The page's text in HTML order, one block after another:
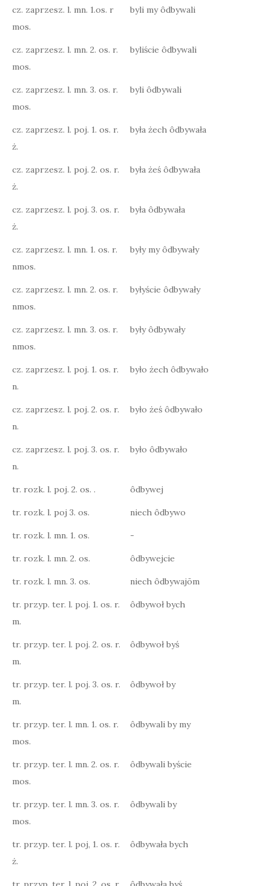
cz. zaprzesz. l. mn. 1.os. r
mos.
byli my ôdbywali
cz. zaprzesz. l. mn. 2. os. r.
mos.
byliście ôdbywali
cz. zaprzesz. l. mn. 3. os. r.
mos.
byli ôdbywali
cz. zaprzesz. l. poj. 1. os. r.
ż.
była żech ôdbywała
cz. zaprzesz. l. poj. 2. os. r.
ż.
była żeś ôdbywała
cz. zaprzesz. l. poj. 3. os. r.
ż.
była ôdbywała
cz. zaprzesz. l. mn. 1. os. r.
nmos.
były my ôdbywały
cz. zaprzesz. l. mn. 2. os. r.
nmos.
byłyście ôdbywały
cz. zaprzesz. l. mn. 3. os. r.
nmos.
były ôdbywały
cz. zaprzesz. l. poj. 1. os. r.
n.
było żech ôdbywało
cz. zaprzesz. l. poj. 2. os. r.
n.
było żeś ôdbywało
cz. zaprzesz. l. poj. 3. os. r.
n.
było ôdbywało
tr. rozk. l. poj. 2. os. . ôdbywej
tr. rozk. l. poj 3. os. niech ôdbywo
tr. rozk. l. mn. 1. os. -
tr. rozk. l. mn. 2. os. ôdbywejcie
tr. rozk. l. mn. 3. os. niech ôdbywajōm
tr. przyp. ter. l. poj. 1. os. r.
m.
ôdbywoł bych
tr. przyp. ter. l. poj. 2. os. r.
m.
ôdbywoł byś
tr. przyp. ter. l. poj. 3. os. r.
m.
ôdbywoł by
tr. przyp. ter. l. mn. 1. os. r.
mos.
ôdbywali by my
tr. przyp. ter. l. mn. 2. os. r.
mos.
ôdbywali byście
tr. przyp. ter. l. mn. 3. os. r.
mos.
ôdbywali by
tr. przyp. ter. l. poj, 1. os. r.
ż.
ôdbywała bych